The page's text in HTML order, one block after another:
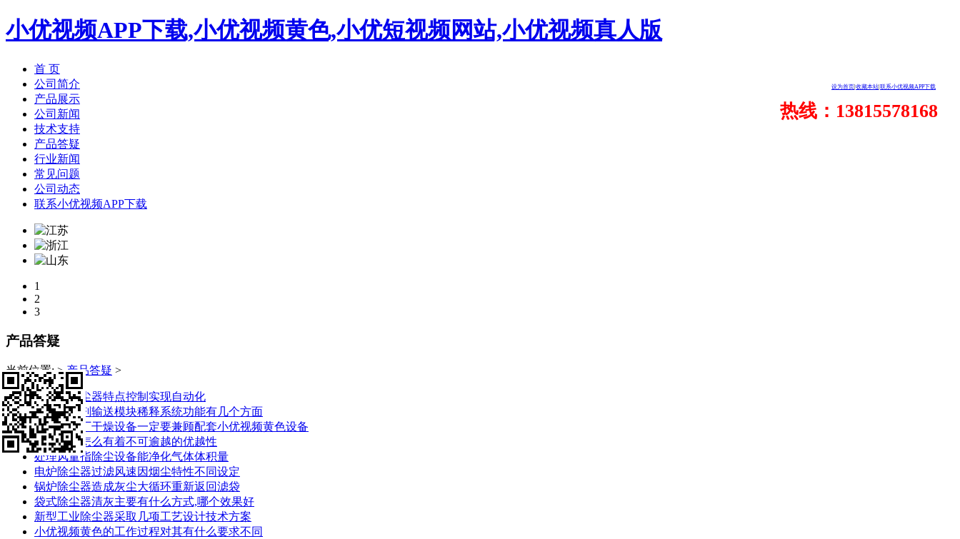
小优视频APP下载,小优视频黄色,小优短视频网站,小优视频真人版
设为首页 收藏本站 联系小优视频APP下载
热线：13815578168
首 页
公司简介
产品展示
公司新闻
技术支持
产品答疑
行业新闻
常见问题
公司动态
联系小优视频APP下载
1
2
3
产品答疑
当前位置: >产品答疑 >
皮带机除尘器特点控制实现自动化
脱硝还原剂输送模块稀释系统功能有几个方面
选择制药厂干燥设备一定要兼顾配套小优视频黄色设备
除尘设备怎么有着不可逾越的优越性
处理风量指除尘设备能净化气体体积量
电炉除尘器过滤风速因烟尘特性不同设定
锅炉除尘器造成灰尘大循环重新返回滤袋
袋式除尘器清灰主要有什么方式,哪个效果好
新型工业除尘器采取几项工艺设计技术方案
小优视频黄色的工作过程对其有什么要求不同